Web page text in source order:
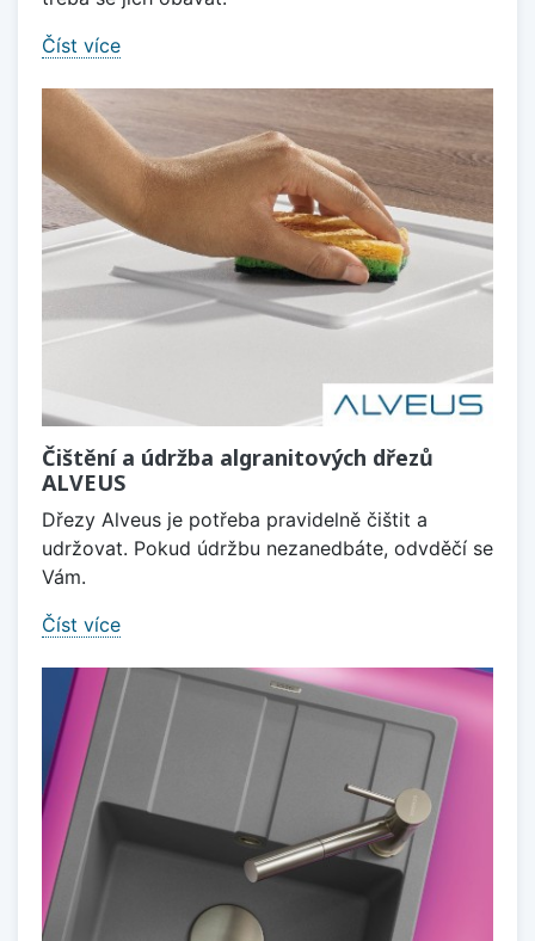
Číst více
Čištění a údržba algranitových dřezů
ALVEUS
Dřezy Alveus je potřeba pravidelně čištit a
udržovat. Pokud údržbu nezanedbáte, odvděčí se
Vám.
Číst více